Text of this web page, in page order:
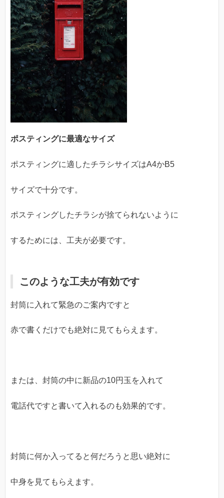
ポスティングに最適なサイズ
ポスティングに適したチラシサイズはA4かB5
サイズで十分です。
ポスティングしたチラシが捨てられないように
するためには、工夫が必要です。
このような工夫が有効です
封筒に入れて緊急のご案内ですと
赤で書くだけでも絶対に見てもらえます。
または、封筒の中に新品の10円玉を入れて
電話代ですと書いて入れるのも効果的です。
封筒に何か入ってると何だろうと思い絶対に
中身を見てもらえます。